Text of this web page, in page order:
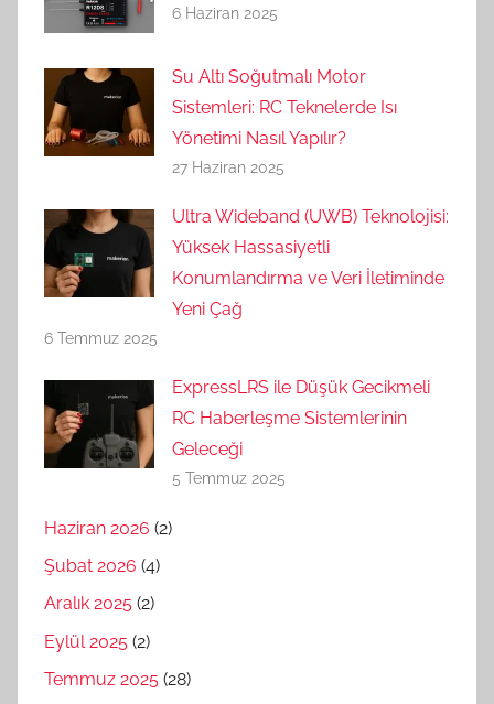
6 Haziran 2025
Su Altı Soğutmalı Motor
Sistemleri: RC Teknelerde Isı
Yönetimi Nasıl Yapılır?
27 Haziran 2025
Ultra Wideband (UWB) Teknolojisi:
Yüksek Hassasiyetli
Konumlandırma ve Veri İletiminde
Yeni Çağ
6 Temmuz 2025
ExpressLRS ile Düşük Gecikmeli
RC Haberleşme Sistemlerinin
Geleceği
5 Temmuz 2025
Haziran 2026 (2)
Şubat 2026 (4)
Aralık 2025 (2)
Eylül 2025 (2)
Temmuz 2025 (28)